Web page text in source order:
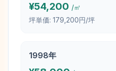
¥54,200 /㎡
坪単価: 179,200円/坪
1998年